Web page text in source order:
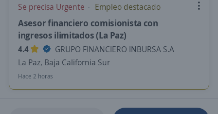
Se precisa Urgente Empleo destacado
Asesor financiero comisionista con
ingresos ilimitados (La Paz)
4.4
GRUPO FINANCIERO INBURSA S.A
La Paz, Baja California Sur
Hace 2 horas